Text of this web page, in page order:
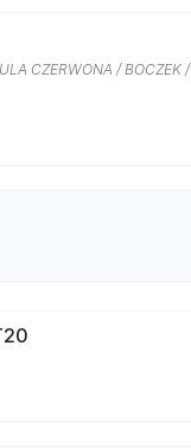
CZERWONA / BOCZEK /